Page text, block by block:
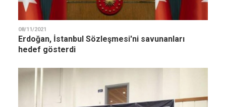
08/11/2021
Erdoğan, İstanbul Sözleşmesi'ni savunanları
hedef gösterdi